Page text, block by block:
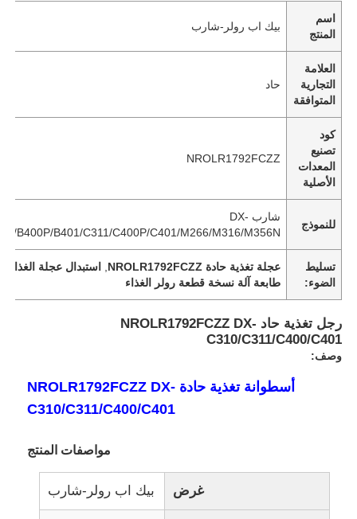
اسم
المنتج
بيك اب رولر-شارب
العلامة
التجارية
المتوافقة
حاد
كود
تصنيع
المعدات
الأصلية
NROLR1792FCZZ
للنموذج
شارب DX-
B400P/B401/C311/C400P/C401/M266/M316/M356N
تسليط
الضوء:
عجلة تغذية حادة NROLR1792FCZZ ,استبدال عجلة الغذاء DX-C310
طابعة آلة نسخة قطعة رولر الغذاء
رجل تغذية حاد NROLR1792FCZZ DX-
C310/C311/C400/C401
وصف:
أسطوانة تغذية حادة NROLR1792FCZZ DX-
C310/C311/C400/C401
مواصفات المنتج
غرض بيك اب رولر-شارب